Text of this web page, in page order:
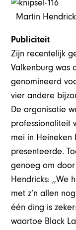
Martin
Publiciteit
Zijn recentelijk
Valkenburg was
genomineerd
vier andere
De organisatie
professionaliteit
mei in Heineken
presenteerde.
genoeg om
Hendricks: ,,We
met z’n allen
één ding is
waartoe Black